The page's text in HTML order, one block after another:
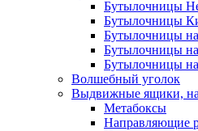
Бутылочницы
Бутылочницы
Бутылочницы
Бутылочницы
Бутылочницы
Волшебный уголок
Выдвижные ящики,
Метабоксы
Направляющие